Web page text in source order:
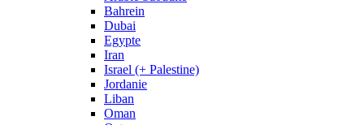
Bahrein
Dubai
Egypte
Iran
Israel (+ Palestine)
Jordanie
Liban
Oman